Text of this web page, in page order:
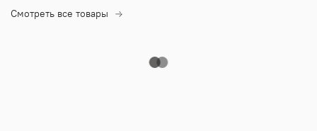
Смотреть все товары